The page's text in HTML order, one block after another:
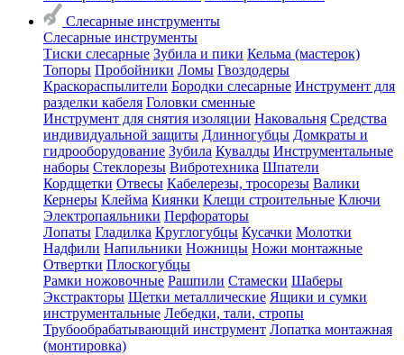
Слесарные инструменты
Слесарные инструменты
Тиски слесарные Зубила и пики Кельма (мастерок)
Топоры Пробойники Ломы Гвоздодеры
Краскораспылители Бородки слесарные Инструмент для
разделки кабеля Головки сменные
Инструмент для снятия изоляции Наковальня Средства
индивидуальной защиты Длинногубцы Домкраты и
гидрооборудование Зубила Кувалды Инструментальные
наборы Стеклорезы Вибротехника Шпатели
Кордщетки Отвесы Кабелерезы, тросорезы Валики
Кернеры Клейма Киянки Клещи строительные Ключи
Электропаяльники Перфораторы
Лопаты Гладилка Круглогубцы Кусачки Молотки
Надфили Напильники Ножницы Ножи монтажные
Отвертки Плоскогубцы
Рамки ножовочные Рашпили Стамески Шаберы
Экстракторы Щетки металлические Ящики и сумки
инструментальные Лебедки, тали, стропы
Трубообрабатывающий инструмент Лопатка монтажная
(монтировка)